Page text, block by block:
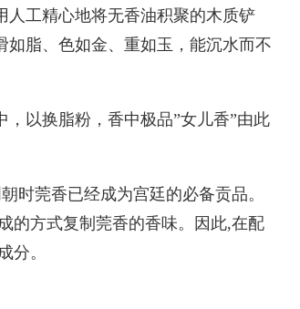
人工精心地将无香油积聚的木质铲
脂、色如金、重如玉，能沉水而不
以换脂粉，香中极品”女儿香”由此
时莞香已经成为宫廷的必备贡品。
的方式复制莞香的香味。因此,在配
分。